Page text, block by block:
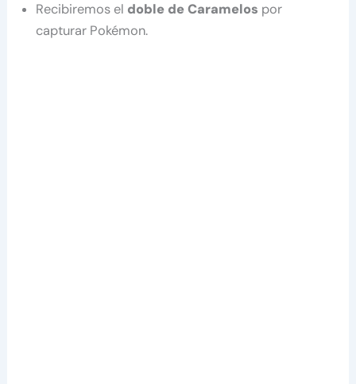
Recibiremos el doble de Caramelos por
capturar Pokémon.